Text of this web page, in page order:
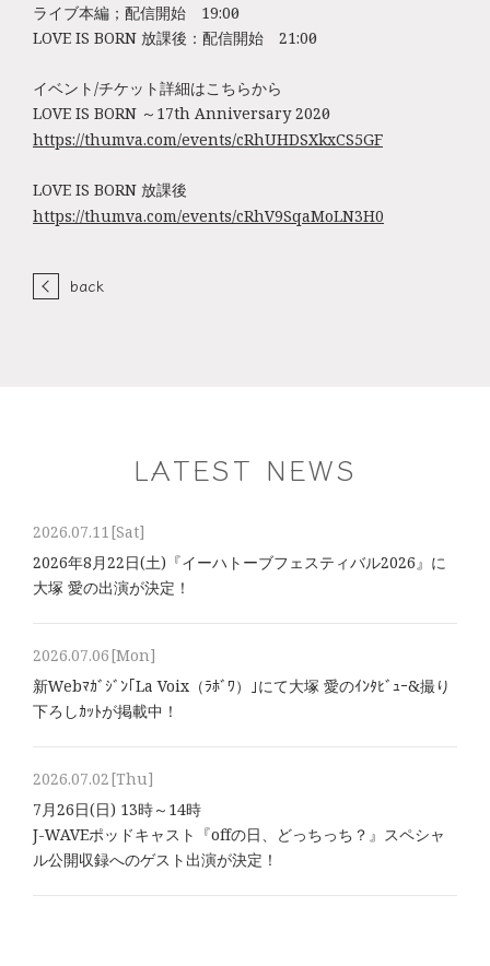
ライブ本編；配信開始 19:00～
LOVE IS BORN 放課後：配信開始 21:00～
イベント/チケット詳細はこちらから
LOVE IS BORN ～17th Anniversary 2020～
https://thumva.com/events/cRhUHDSXkxCS5GF
LOVE IS BORN 放課後
https://thumva.com/events/cRhV9SqaMoLN3H0
back
LATEST NEWS
2026.07.11[Sat]
2026年8⽉22⽇(土)『イーハトーブフェスティバル2026』に
大塚 愛の出演が決定！
2026.07.06[Mon]
新Webﾏｶﾞｼﾞﾝ｢La Voix（ﾗﾎﾞﾜ）｣にて大塚 愛のｲﾝﾀﾋﾞｭｰ&撮り
下ろしｶｯﾄが掲載中！
2026.07.02[Thu]
7月26日(日) 13時～14時
J-WAVEポッドキャスト『offの日、どっちっち？』スペシャ
ル公開収録へのゲスト出演が決定！